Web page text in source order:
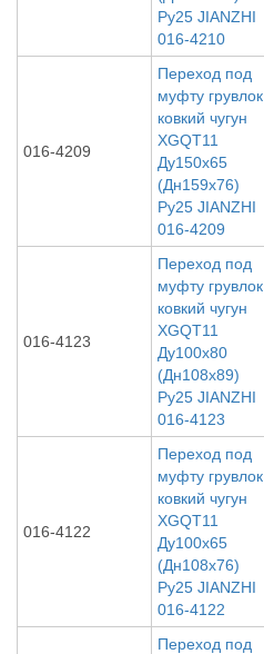
Ру25 JIANZHI
016-4210
016-4209
Переход под
муфту грувлок
ковкий чугун
XGQT11
Ду150х65
(Дн159х76)
Ру25 JIANZHI
016-4209
016-4123
Переход под
муфту грувлок
ковкий чугун
XGQT11
Ду100х80
(Дн108х89)
Ру25 JIANZHI
016-4123
016-4122
Переход под
муфту грувлок
ковкий чугун
XGQT11
Ду100х65
(Дн108х76)
Ру25 JIANZHI
016-4122
Переход под